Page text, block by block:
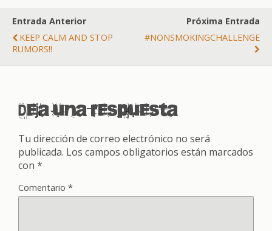
Entrada Anterior
KEEP CALM AND STOP
RUMORS!!
Próxima Entrada
#NONSMOKINGCHALLENGE
Deja una respuesta
Tu dirección de correo electrónico no será
publicada. Los campos obligatorios están marcados
con *
Comentario *